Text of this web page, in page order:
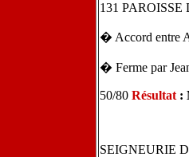
131
� Accord entre
� Ferme par
50/80 Résultat :
SEIGNEURIE